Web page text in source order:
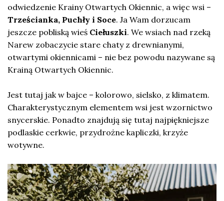
odwiedzenie Krainy Otwartych Okiennic, a więc wsi –
Trześcianka, Puchły i Soce. Ja Wam dorzucam
jeszcze pobliską wieś Ciełuszki. We wsiach nad rzeką
Narew zobaczycie stare chaty z drewnianymi,
otwartymi okiennicami – nie bez powodu nazywane są
Krainą Otwartych Okiennic.
Jest tutaj jak w bajce – kolorowo, sielsko, z klimatem.
Charakterystycznym elementem wsi jest wzornictwo
snycerskie. Ponadto znajdują się tutaj najpiękniejsze
podlaskie cerkwie, przydrożne kapliczki, krzyże
wotywne.